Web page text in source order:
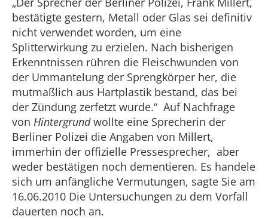
bestätigte gestern, Metall oder Glas sei definitiv
nicht verwendet worden, um eine
Splitterwirkung zu erzielen. Nach bisherigen
Erkenntnissen rühren die Fleischwunden von
der Ummantelung der Sprengkörper her, die
mutmaßlich aus Hartplastik bestand, das bei
der Zündung zerfetzt wurde.“ Auf Nachfrage
von Hintergrundwollte eine Sprecherin der
Berliner Polizei die Angaben von Millert,
immerhin der offizielle Pressesprecher, aber
weder bestätigen noch dementieren. Es handele
sich um anfängliche Vermutungen, sagte Sie am
16.06.2010 Die Untersuchungen zu dem Vorfall
dauerten noch an.